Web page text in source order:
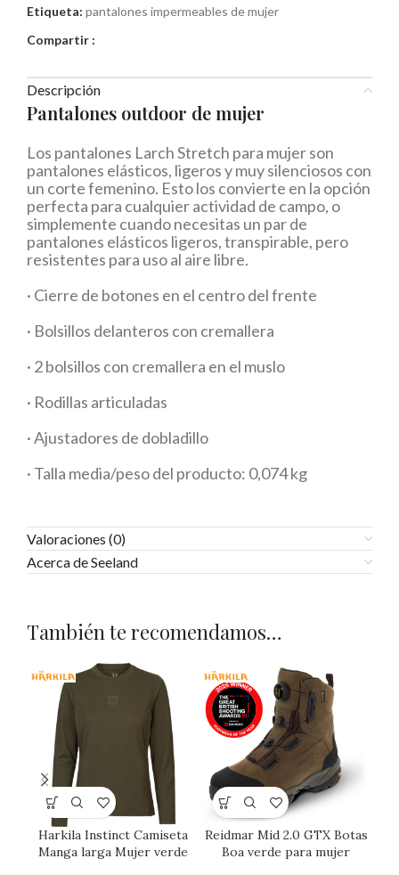
Etiqueta: pantalones impermeables de mujer
Compartir :
Descripción
Pantalones outdoor de mujer
Los pantalones Larch Stretch para mujer son
pantalones elásticos, ligeros y muy silenciosos con
un corte femenino. Esto los convierte en la opción
perfecta para cualquier actividad de campo, o
simplemente cuando necesitas un par de
pantalones elásticos ligeros, transpirable, pero
resistentes para uso al aire libre.
· Cierre de botones en el centro del frente
· Bolsillos delanteros con cremallera
· 2 bolsillos con cremallera en el muslo
· Rodillas articuladas
· Ajustadores de dobladillo
· Talla media/peso del producto: 0,074 kg
Valoraciones (0)
Acerca de Seeland
También te recomendamos…
Harkila Instinct Camiseta
Manga larga Mujer verde
Reidmar Mid 2.0 GTX Botas
Boa verde para mujer